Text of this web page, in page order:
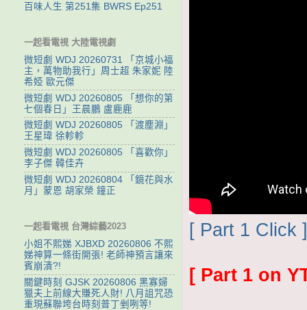
[ Part 1 Click ]
[ Part 1 on
百味人生 第251集 BWRS Ep251
一起看電視 大陸電視劇
微短劇 WDJ 20260731 「京城小福
主，萬物助我行」周士超 朱家妮 陸
希婭 歐元傑
微短劇 WDJ 20260805 「想你的第
七個春日」王晨鵬 盧鹿鹿
微短劇 WDJ 20260805 「渡塵淵」
王星瑋 徐軫軫
微短劇 WDJ 20260805 「喜歡你」
李子傑 韓佳卉
微短劇 WDJ 20260804 「鏡花與水
月」蒙恩 胡家榮 鐘正
一起看電視 台灣綜藝2023
小姐不熙娣 XJBXD 20260806 不熙
娣神算一條街開張! 老師神預言讓來
賓崩潰?!
關鍵時刻 GJSK 20260806 黑寡婦
獵夫上前線大賺死人財! 八月詛咒恐
重現蘇聯垮台時刻普丁剉咧等!